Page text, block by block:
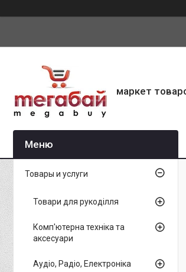
маркет
Товары и услуги
Товари для рукоділля
Комп'ютерна техніка та
аксесуари
Аудіо, Радіо, Електроніка